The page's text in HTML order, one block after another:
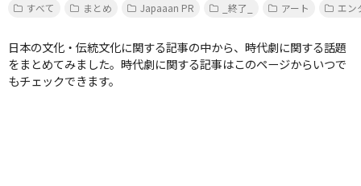
すべて
まとめ Japaaan PR _終了_ アート エン
日本の文化・伝統文化に関する記事の中から、時代劇に関する話題
をまとめてみました。時代劇に関する記事はこのページからいつで
もチェックできます。